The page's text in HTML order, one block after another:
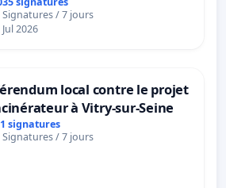
Signatures / 7 jours
Jul 2026
local contre le projet
à Vitry-sur-Seine
signatures
Signatures / 7 jours